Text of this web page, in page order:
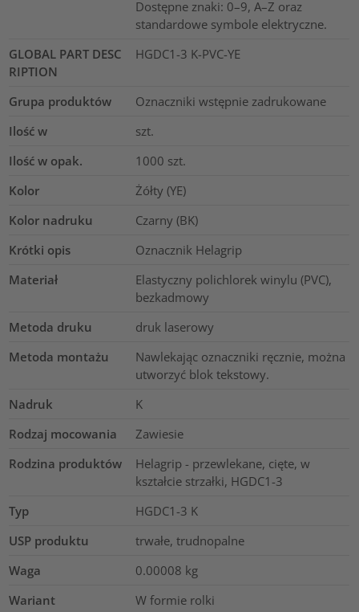
Dostępne znaki: 0–9, A–Z oraz
standardowe symbole elektryczne.
GLOBAL PART DESC
RIPTION
HGDC1-3 K-PVC-YE
Grupa produktów
Oznaczniki wstępnie zadrukowane
Ilość w
szt.
Ilość w opak.
1000 szt.
Kolor
Żółty (YE)
Kolor nadruku
Czarny (BK)
Krótki opis
Oznacznik Helagrip
Materiał
Elastyczny polichlorek winylu (PVC),
bezkadmowy
Metoda druku
druk laserowy
Metoda montażu
Nawlekając oznaczniki ręcznie, można
utworzyć blok tekstowy.
Nadruk
K
Rodzaj mocowania
Zawiesie
Rodzina produktów
Helagrip - przewlekane, cięte, w
kształcie strzałki, HGDC1-3
Typ
HGDC1-3 K
USP produktu
trwałe, trudnopalne
Waga
0.00008 kg
Wariant
W formie rolki